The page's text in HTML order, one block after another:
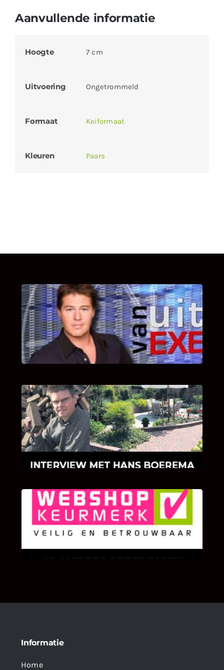
Aanvullende informatie
Hoogte 7 cm
Uitvoering Ongetrommeld
Formaat Keiformaat
Kleuren Paars
UITSTEL VAN EXECUTIE
Bekijk hier de fragmenten van de deelname
van Bricks and Stones aan dit programma.
INTERVIEW MET HANS BOEREMA
Hoe Bricks and Stones ontstaan is en wat
Hans Boerema motiveert in de wereld van
klinkers en tegels!
KLANT BEOORDELINGEN
We zijn er zeer op gesteld om te weten wat u
als klant van ons en onze diensten vindt.
Informatie
Home